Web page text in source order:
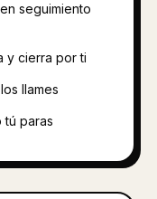
seguimiento
y cierra por ti
llames
tú paras